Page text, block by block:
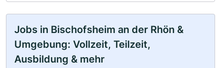
Jobs in Bischofsheim an der Rhön &
Umgebung: Vollzeit, Teilzeit,
Ausbildung & mehr